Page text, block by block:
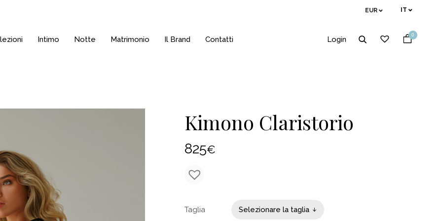
Login
0
Intimo Notte Matrimonio Il Brand Contatti
IT
EUR
Kimono Claristorio
825€
Taglia